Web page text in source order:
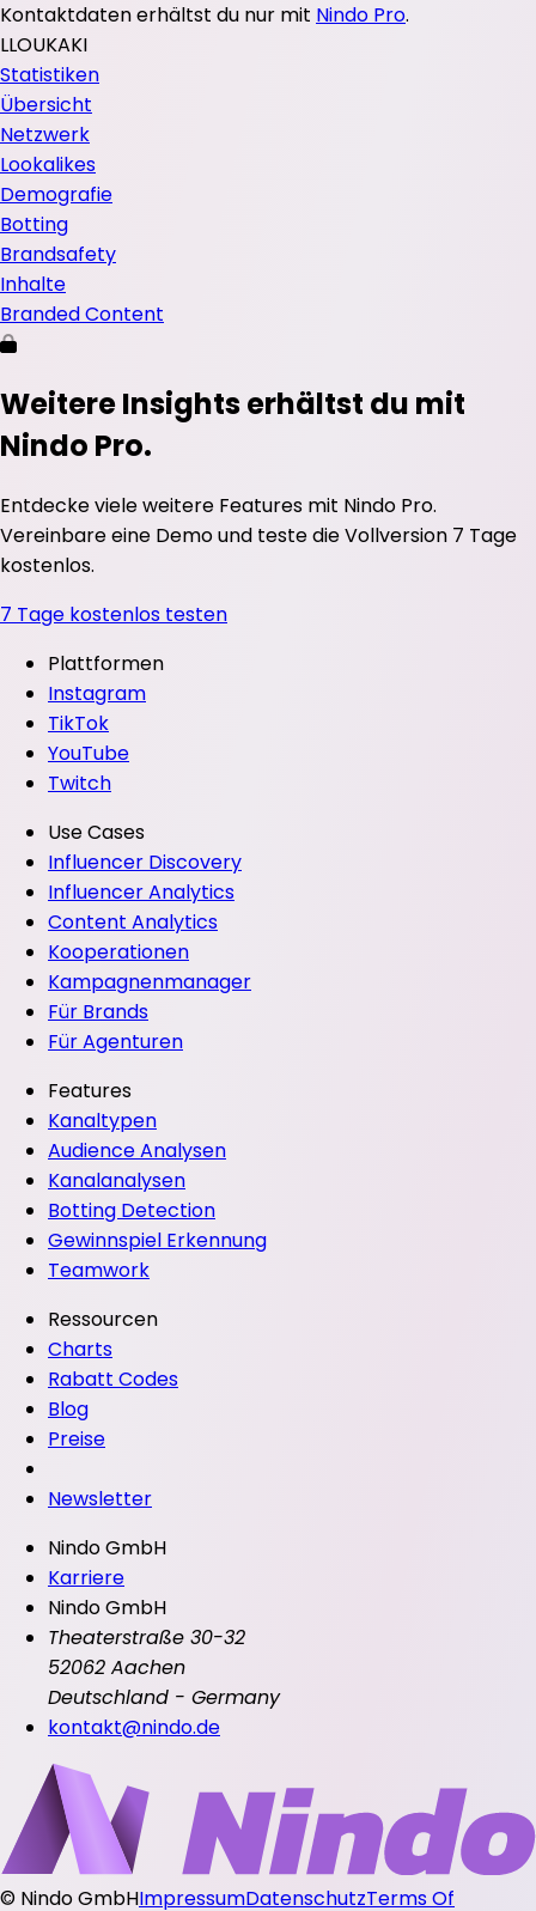
Kontaktdaten erhältst du nur mit Nindo Pro.
LLOUKAKI
Statistiken
Übersicht
Netzwerk
Lookalikes
Demografie
Botting
Brandsafety
Inhalte
Branded Content
Weitere Insights erhältst du mit
Nindo Pro.
Entdecke viele weitere Features mit Nindo Pro.
Vereinbare eine Demo und teste die Vollversion 7 Tage
kostenlos.
7 Tage kostenlos testen
Plattformen
Instagram
TikTok
YouTube
Twitch
Use Cases
Influencer Discovery
Influencer Analytics
Content Analytics
Kooperationen
Kampagnenmanager
Für Brands
Für Agenturen
Features
Kanaltypen
Audience Analysen
Kanalanalysen
Botting Detection
Gewinnspiel Erkennung
Teamwork
Ressourcen
Charts
Rabatt Codes
Blog
Preise
Newsletter
Nindo GmbH
Karriere
Nindo GmbH
Theaterstraße 30-32
52062 Aachen
Deutschland - Germany
kontakt@nindo.de
© Nindo GmbHImpressumDatenschutzTerms Of